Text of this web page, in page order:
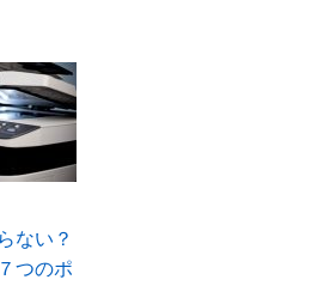
ない？
つのポ